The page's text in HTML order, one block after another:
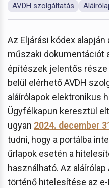
AVDH szolgáltatás
Az Eljárási kódex
műszaki dokumentációt
építészek jelentős
belül elérhető AVDH
aláírólapok elektronikus
Ügyfélkapun keresztül
ugyan 2024. december
tudni, hogy a portálba
űrlapok esetén a
használható. Az
történő hitelesítése az